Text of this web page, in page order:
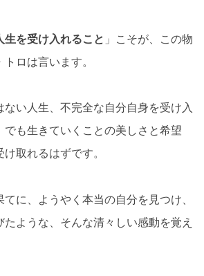
を受け入れること 」こそが、この物
ロは言います。
い人生、不完全な自分自身を受け入
でも生きていくことの美しさと希望
取れるはずです。
に、ようやく本当の自分を見つけ、
ような、そんな清々しい感動を覚え